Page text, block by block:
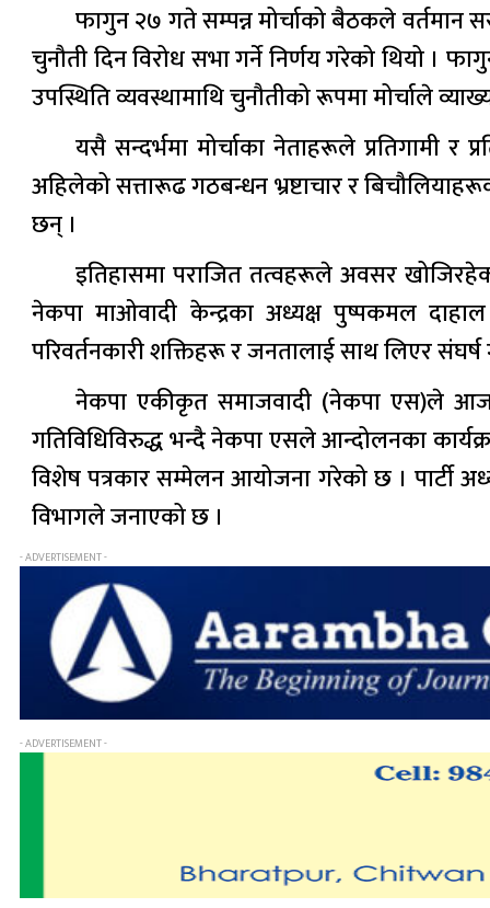
फागुन २७ गते सम्पन्न मोर्चाको बैठकले वर्तमान
चुनौती दिन विरोध सभा गर्ने निर्णय गरेको थियो ।
उपस्थिति व्यवस्थामाथि चुनौतीको रूपमा मोर्चाले
यसै सन्दर्भमा मोर्चाका नेताहरूले प्रतिगामी र
अहिलेको सत्तारूढ गठबन्धन भ्रष्टाचार र
छन् ।
इतिहासमा पराजित तत्वहरूले अवसर
नेकपा माओवादी केन्द्रका अध्यक्ष पुष्पकमल दाहाल
परिवर्तनकारी शक्तिहरू र जनतालाई साथ लिएर
नेकपा एकीकृत समाजवादी (नेकपा एस)ले आज
गतिविधिविरुद्ध भन्दै नेकपा एसले आन्दोलनका
विशेष पत्रकार सम्मेलन आयोजना गरेको छ । पार्टी
विभागले जनाएको छ ।
- ADVERTISEMENT -
- ADVERTISEMENT -